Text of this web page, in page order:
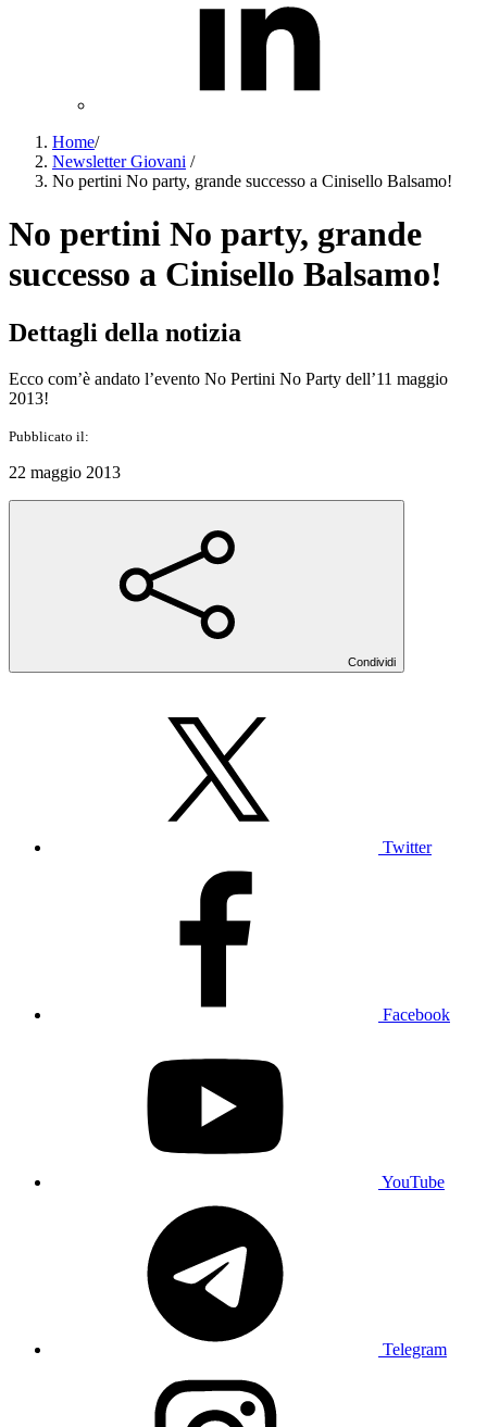
Home/
Newsletter Giovani /
No pertini No party, grande successo a Cinisello Balsamo!
No pertini No party, grande
successo a Cinisello Balsamo!
Dettagli della notizia
Ecco com’è andato l’evento No Pertini No Party dell’11 maggio
2013!
Pubblicato il:
22 maggio 2013
Condividi
Twitter
Facebook
YouTube
Telegram